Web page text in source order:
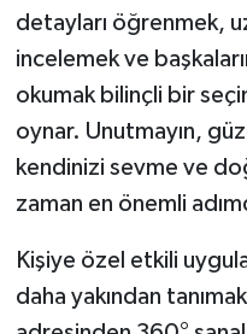
detayları öğrenmek,
incelemek ve
okumak bilinçli bir
oynar. Unutmayın,
kendinizi sevme ve
zaman en önemli
Kişiye özel etkili
daha yakından